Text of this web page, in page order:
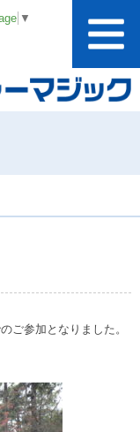
▼
ご参加となりました。